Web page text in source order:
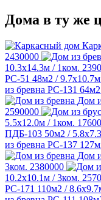
Дома в ту же
2430000
10.3х14.3м / 1ком.
РС-51 48м2 /
из бревна РС-131
Дом
2590000
5.5х12.0м / 1ком.
ПДБ-103 50м2 /
из бревна РС-137
Дом
3ком. 2380000
10.2х10.1м / 3ком.
РС-171 110м2 /